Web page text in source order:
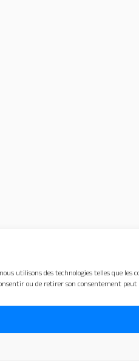
utilisons des technologies telles que
ou de retirer son consentement